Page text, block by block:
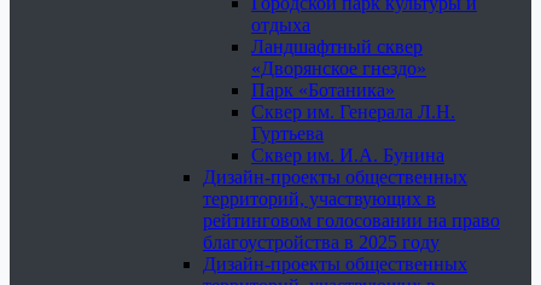
отдыха
Ландшафтный сквер
«Дворянское гнездо»
Парк «Ботаника»
Сквер им. Генерала Л.Н.
Гуртьева
Сквер им. И.А. Бунина
Дизайн-проекты общественных
территорий, участвующих в
рейтинговом голосовании на право
благоустройства в 2025 году
Дизайн-проекты общественных